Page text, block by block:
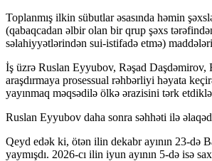
Toplanmış ilkin sübutlar əsasında həmin
(qabaqcadan əlbir olan bir qrup şəxs
səlahiyyətlərindən sui-istifadə etmə)
İş üzrə Ruslan Eyyubov, Rəşad Daşdəmirov,
araşdırmaya prosessual rəhbərliyi həyata
yayınmaq məqsədilə ölkə ərazisini tərk
Ruslan Eyyubov daha sonra səhhəti ilə
Qeyd edək ki, ötən ilin dekabr ayının 23-də
yaymışdı. 2026-cı ilin iyun ayının 5-də isə